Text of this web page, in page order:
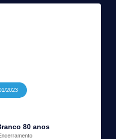
2023
80 anos